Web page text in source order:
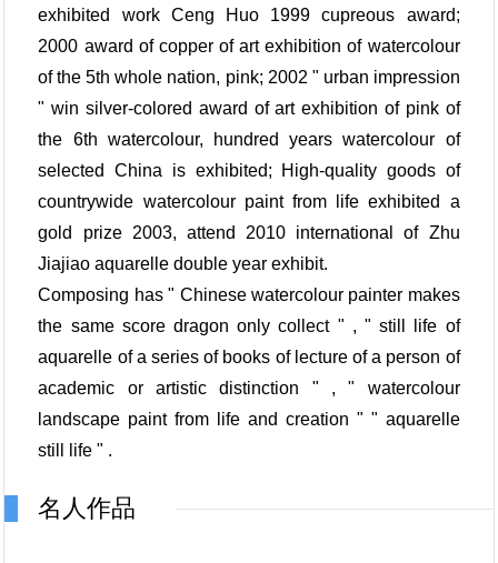
exhibited work Ceng Huo 1999 cupreous award;
2000 award of copper of art exhibition of watercolour
of the 5th whole nation, pink; 2002 " urban impression
" win silver-colored award of art exhibition of pink of
the 6th watercolour, hundred years watercolour of
selected China is exhibited; High-quality goods of
countrywide watercolour paint from life exhibited a
gold prize 2003, attend 2010 international of Zhu
Jiajiao aquarelle double year exhibit.
Composing has " Chinese watercolour painter makes
the same score dragon only collect " , " still life of
aquarelle of a series of books of lecture of a person of
academic or artistic distinction " , " watercolour
landscape paint from life and creation " " aquarelle
still life " .
名人作品